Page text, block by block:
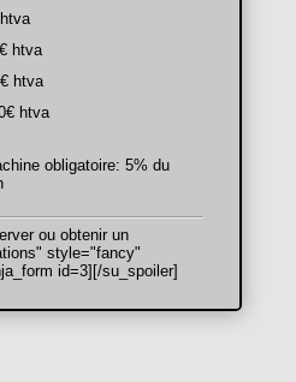
htva
htva
htva
obligatoire: 5% du
ou obtenir un
style="fancy"
id=3][/su_spoiler]